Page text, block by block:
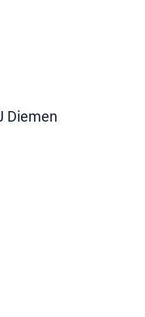
Diemen